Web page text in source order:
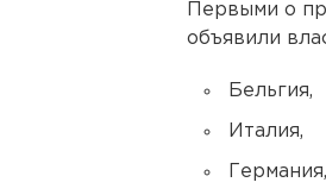
Первыми о
объявили
Бельгия,
Италия,
Германия,